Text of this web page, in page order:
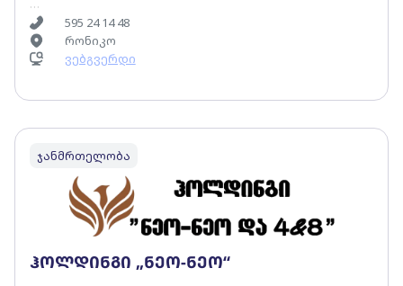
- სასათვალე ლინზების სრულ სპექტრზე (გარდა
ინდივიდუალური შეკვეთებისა) 15% -იანი
ფასდაკლება; - ოპტიკური ჩარჩოების სრულ
ლინზების სრულ სპექტრზე (გარდა ინდივიდუალური
595 24 14 48
რონიკო
ვებგვერდი
ჯანმრთელობა
ჰოლდინგი „ნეო-ნეო“